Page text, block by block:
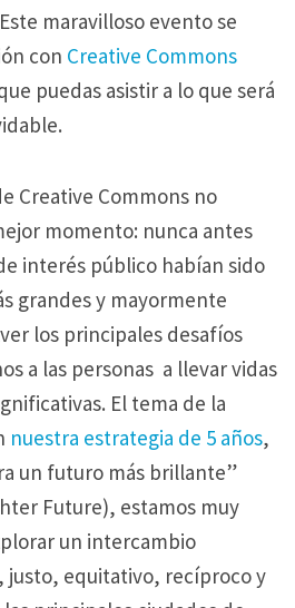
maravilloso evento se
con Creative Commons
puedas asistir a lo que será
Creative Commons no
momento: nunca antes
interés público habían sido
grandes y mayormente
los principales desafíos
a las personas a llevar vidas
El tema de la
nuestra estrategia de 5 años,
un futuro más brillante”
Future), estamos muy
un intercambio
justo, equitativo, recíproco y